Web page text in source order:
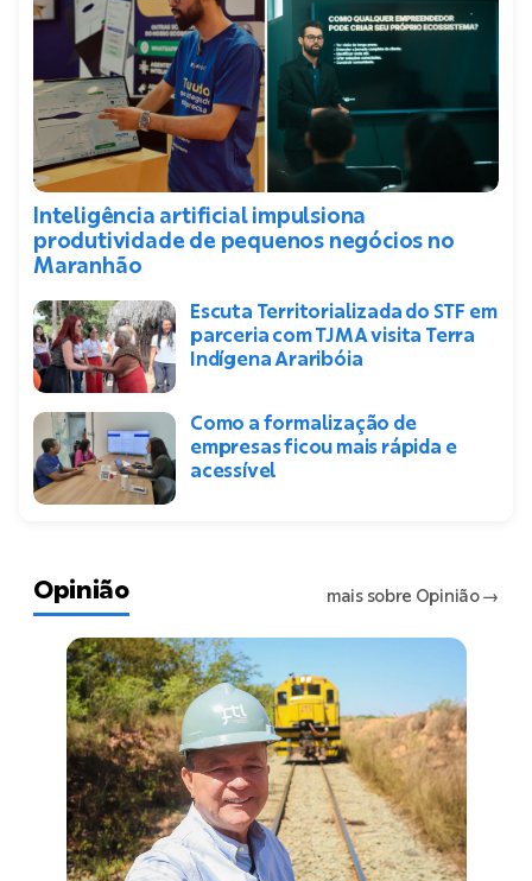
Inteligência artificial impulsiona
produtividade de pequenos negócios no
Maranhão
Escuta Territorializada do STF em
parceria com TJMA visita Terra
Indígena Araribóia
Como a formalização de
empresas ficou mais rápida e
acessível
Opinião mais sobre Opinião→